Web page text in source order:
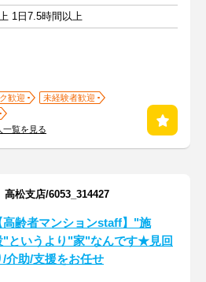
1日7.5時間以上
歓迎
未経験者歓迎
一覧を見る
松支店/6053_314427
高齢者マンションstaff】"施
"というより"家"なんです★見回
/介助/支援をお任せ